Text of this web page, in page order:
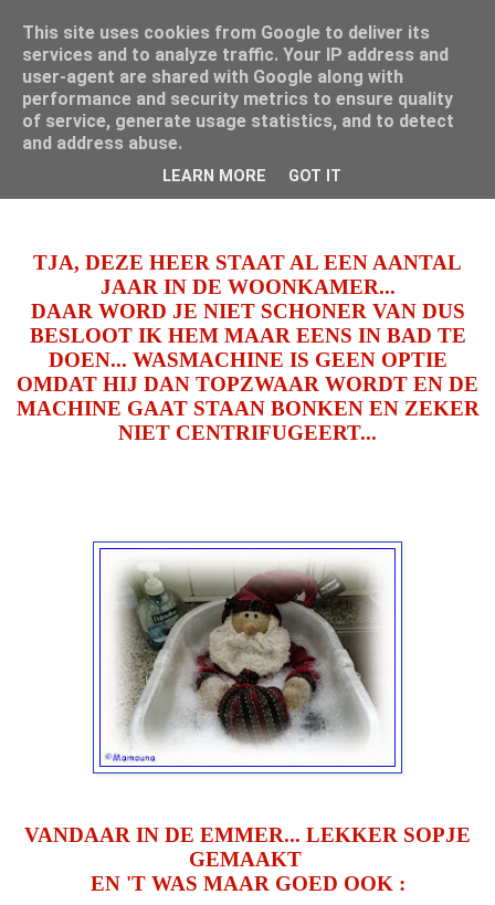
Mamouna's Enya
vrijdag 11 oktober 2013
BADDEREN !
TJA, DEZE HEER STAAT AL EEN AANTAL
JAAR IN DE WOONKAMER...
DAAR WORD JE NIET SCHONER VAN DUS
BESLOOT IK HEM MAAR EENS IN BAD TE
DOEN... WASMACHINE IS GEEN OPTIE
OMDAT HIJ DAN TOPZWAAR WORDT EN DE
MACHINE GAAT STAAN BONKEN EN ZEKER
NIET CENTRIFUGEERT...
VANDAAR IN DE EMMER... LEKKER SOPJE
GEMAAKT
EN 'T WAS MAAR GOED OOK :
This site uses cookies from Google to deliver its
services and to analyze traffic. Your IP address and
user-agent are shared with Google along with
performance and security metrics to ensure quality
of service, generate usage statistics, and to detect
and address abuse.
LEARN MORE GOT IT